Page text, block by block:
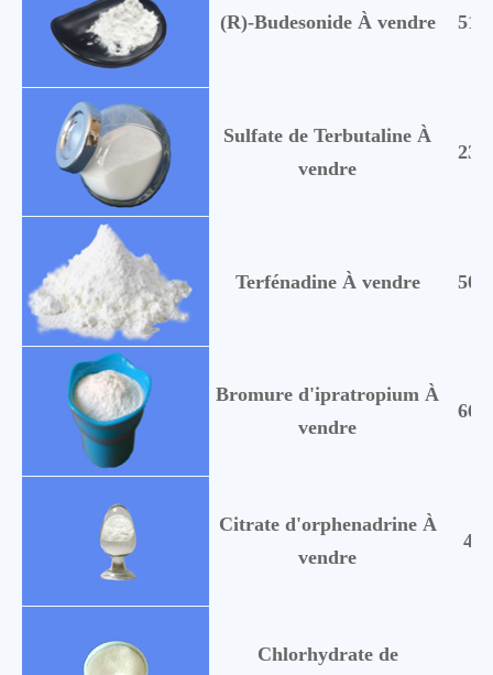
(R)-Budesonide À vendre
Sulfate de Terbutaline À
vendre
Terfénadine À vendre
Bromure d'ipratropium À
vendre
Citrate d'orphenadrine À
vendre
Chlorhydrate de